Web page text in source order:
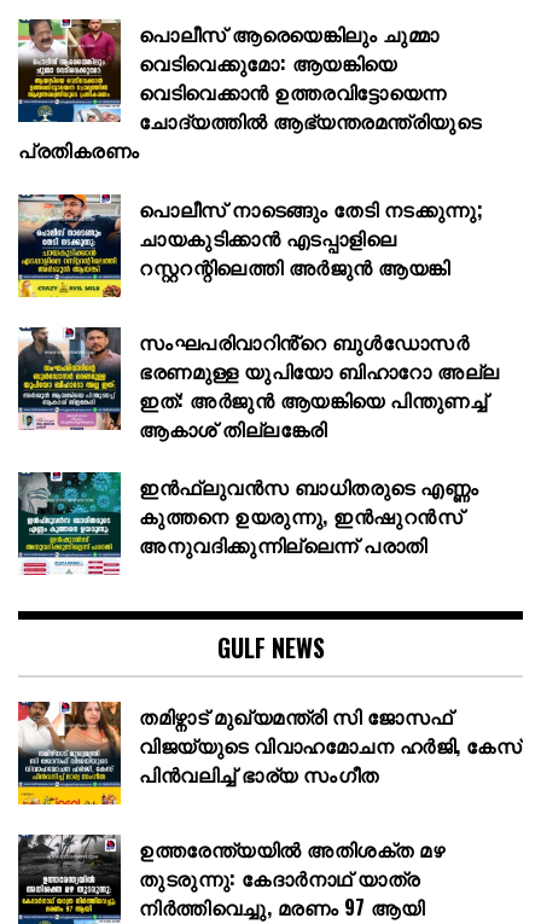
പൊലീസ് ആരെയെങ്കിലും ചുമ്മാ
വെടിവെക്കുമോ: ആയങ്കിയെ
വെടിവെക്കാൻ ഉത്തരവിട്ടോയെന്ന
ചോദ്യത്തിൽ ആഭ്യന്തരമന്ത്രിയുടെ
പ്രതികരണം
പൊലീസ് നാടെങ്ങും തേടി നടക്കുന്നു;
ചായകുടിക്കാൻ എടപ്പാളിലെ
റസ്റ്ററന്റിലെത്തി അർജുൻ ആയങ്കി
സംഘപരിവാറിൻ്റെ ബുള്‍ഡോസര്‍
ഭരണമുള്ള യുപിയോ ബിഹാറോ അല്ല
ഇത്: അര്‍ജുന്‍ ആയങ്കിയെ പിന്തുണച്ച്
ആകാശ് തില്ലങ്കേരി
ഇൻഫ്ലുവൻസ ബാധിതരുടെ എണ്ണം
കുത്തനെ ഉയരുന്നു, ഇൻഷുറൻസ്
അനുവദിക്കുന്നില്ലെന്ന് പരാതി
GULF NEWS
തമിഴ്നാട് മുഖ്യമന്ത്രി സി ജോസഫ്
വിജയ്‌യുടെ വിവാഹമോചന ഹർജി, കേസ്
പിൻവലിച്ച് ഭാര്യ സംഗീത
ഉത്തരേന്ത്യയിൽ അതിശക്ത മഴ
തുടരുന്നു: കേദാർനാഥ് യാത്ര
നിർത്തിവെച്ചു, മരണം 97 ആയി